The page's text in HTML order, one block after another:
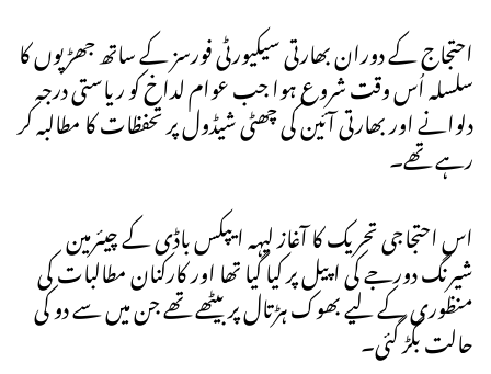
احتجاج کے دوران بھارتی سیکیورٹی فورسز کے ساتھ جھڑپوں کا
سلسلہ اُس وقت شروع ہوا جب عوام لداخ کو ریاستی درجہ
دلوانے اور بھارتی آئین کی چھٹی شیڈول پر تحفظات کا مطالبہ کر
رہے تھے۔
اس احتجاجی تحریک کا آغاز لیہہ ایپکس باڈی کے چیئرمین
شیرنگ دورجے کی اپیل پر کیا گیا تھا اور کارکنان مطالبات کی
منظوری کے لیے بھوک ہڑتال پر بیٹھے تھے جن میں سے دو کی
حالت بگڑ گئی۔